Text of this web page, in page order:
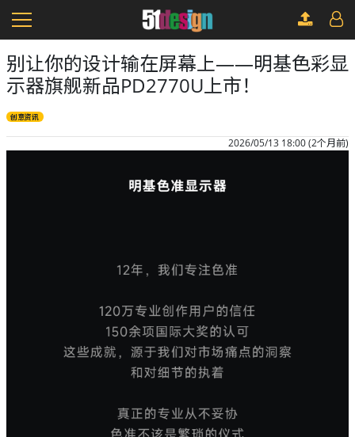
别让你的设计输在屏幕上——明基色彩显
示器旗舰新品PD2770U上市！
创意资讯
2026/05/13 18:00 (2个月前)